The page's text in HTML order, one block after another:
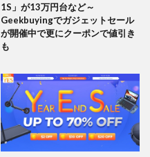
1S」が13万円台など～
Geekbuyingでガジェットセール
が開催中で更にクーポンで値引き
も